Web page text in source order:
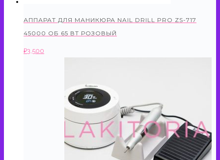
АППАРАТ ДЛЯ МАНИКЮРА NAIL DRILL PRO ZS-717
45000 ОБ 65 ВТ РОЗОВЫЙ
₽3,500